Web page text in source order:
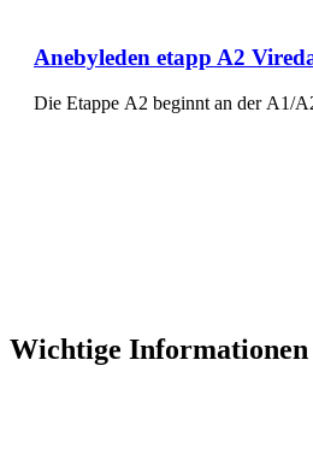
Anebyleden etapp A2
Die Etappe A2 beginnt an der A1/
Wichtige Informationen